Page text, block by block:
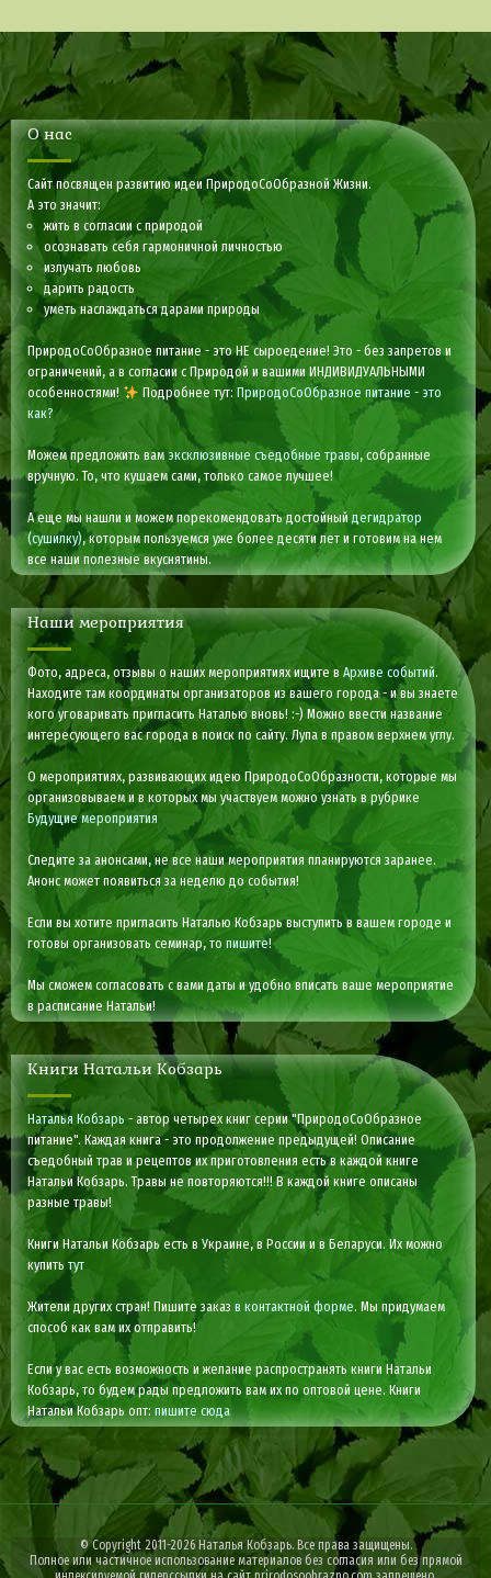
О нас
Сайт посвящен развитию идеи ПриродоСоОбразной Жизни.
А это значит:
жить в согласии с природой
осознавать себя гармоничной личностью
излучать любовь
дарить радость
уметь наслаждаться дарами природы
ПриродоСоОбразное питание - это НЕ сыроедение! Это - без запретов и
ограничений, а в согласии с Природой и вашими ИНДИВИДУАЛЬНЫМИ
особенностями!
Подробнее тут: ПриродоСоОбразное питание - это
как?
Можем предложить вам эксклюзивные съедобные травы, собранные
вручную. То, что кушаем сами, только самое лучшее!
А еще мы нашли и можем порекомендовать достойныйдегидратор
(сушилку), которым пользуемся уже более десяти лет и готовим на нем
все наши полезные вкуснятины.
Наши мероприятия
Фото, адреса, отзывы о наших мероприятиях ищите вАрхиве событий.
Находите там координаты организаторов из вашего города - и вы знаете
кого уговаривать пригласить Наталью вновь! :-) Можно ввести название
интересующего вас города в поиск по сайту. Лупа в правом верхнем углу.
О мероприятиях, развивающих идею ПриродоСоОбразности, которые мы
организовываем и в которых мы участвуем можно узнать в рубрике
Будущие мероприятия
Следите за анонсами, не все наши мероприятия планируются заранее.
Анонс может появиться за неделю до события!
Если вы хотите пригласить Наталью Кобзарь выступить в вашем городе и
готовы организовать семинар, топишите!
Мы сможем согласовать с вами даты и удобно вписать ваше мероприятие
в расписание Натальи!
Книги Натальи Кобзарь
Наталья Кобзарь - автор четырех книг серии "ПриродоСоОбразное
питание". Каждая книга - это продолжение предыдущей! Описание
съедобный трав и рецептов их приготовления есть в каждой книге
Натальи Кобзарь. Травы не повторяются!!! В каждой книге описаны
разные травы!
Книги Натальи Кобзарь есть в Украине, в России и в Беларуси. Их можно
купитьтут
Жители других стран! Пишите заказв контактной форме. Мы придумаем
способ как вам их отправить!
Если у вас есть возможность и желание распространять книги Натальи
Кобзарь, то будем рады предложить вам их по оптовой цене. Книги
Натальи Кобзарь опт:пишите сюда
© Copyright 2011-2026 Наталья Кобзарь. Все права защищены.
Полное или частичное использование материалов без согласия или без прямой